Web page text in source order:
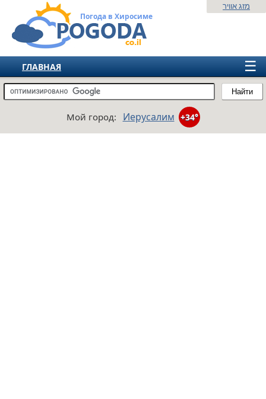
Погода в Хиросиме
Найти
מזג אוויר
☰
ГЛАВНАЯ
ИЗРАИЛЬ
ЕВРОПА
Мой город: Иерусалим +34°